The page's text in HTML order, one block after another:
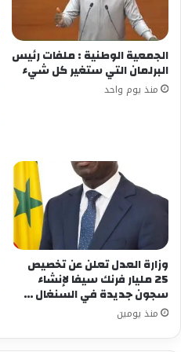
الجمعية الوطنية : ملفات رئيس
البرلمان التي ستغير كل شيء
منذ يوم واحد
وزارة العدل تعلن عن تخصيص
25 مليار فرنك سيفا لإنشاء
سجون جديدة في السنغال …
منذ يومين